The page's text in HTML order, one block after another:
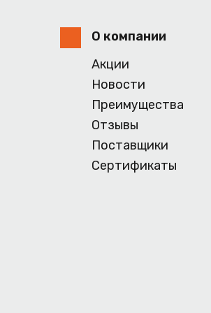
О компании
Акции
Новости
Преимущества
Отзывы
Поставщики
Сертификаты